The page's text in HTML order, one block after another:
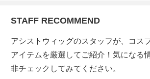
STAFF RECOMMEND
アシストウィッグのスタッフが、コス
アイテムを厳選してご紹介！気になる
非チェックしてみてください。